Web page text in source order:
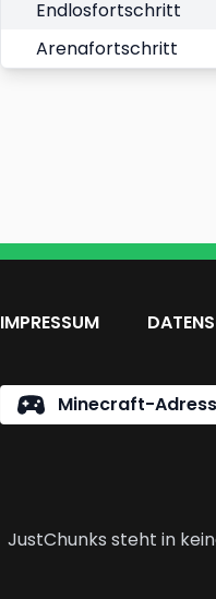
Endlosfortschritt
Arenafortschritt
IMPRESSUM
Minecraft-
JustChunks steht in